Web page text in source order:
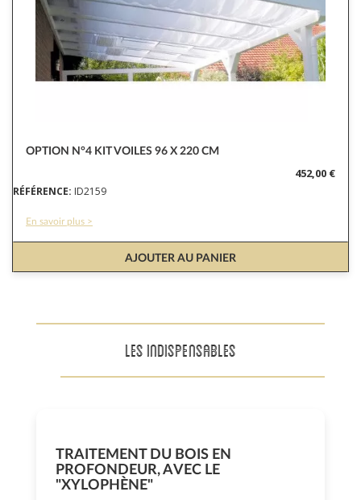
OPTION N°4 KIT VOILES 96 X 220 CM
452,00 €
RÉFÉRENCE: ID2159
En savoir plus >
AJOUTER AU PANIER
LES INDISPENSABLES
TRAITEMENT DU BOIS EN
PROFONDEUR, AVEC LE
"XYLOPHÈNE"